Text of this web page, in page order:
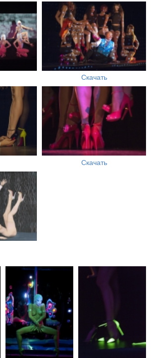
Скачать
Скачать